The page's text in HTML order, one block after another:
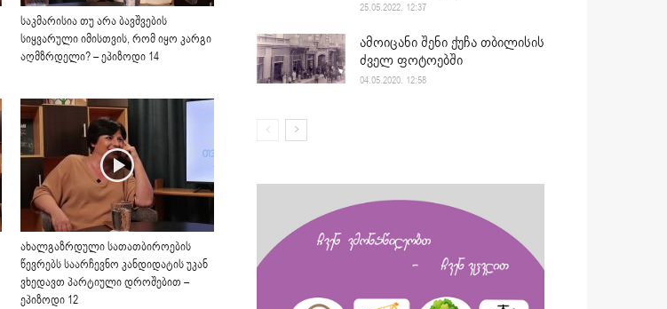
საკმარისია თუ არა ბავშვების
სიყვარული იმისთვის, რომ იყო კარგი
აღმზრდელი? – ეპიზოდი 14
ახალგაზრდული სათათბიროების
წევრებს საარჩევნო კანდიდატის უკან
ვხედავთ პარტიული დროშებით –
ეპიზოდი 12
25.05.2022. 12:37
ამოიცანი შენი ქუჩა თბილისის
ძველ ფოტოებში
04.05.2020. 12:58